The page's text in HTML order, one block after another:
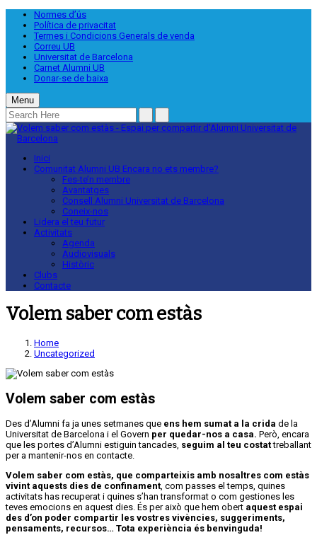
Normes d’ús
Política de privacitat
Termes i Condicions Generals de venda
Correu UB
Universitat de Barcelona
Carnet Alumni UB
Donar-se de baixa
Menu
Inici
Comunitat Alumni UB Encara no ets membre?
Fes-te’n membre
Avantatges
Consell Alumni Universitat de Barcelona
Coneix-nos
Lidera el teu futur
Activitats
Agenda
Audiovisuals
Històric
Clubs
Contacte
Volem saber com estàs
Home
Uncategorized
Volem saber com estàs
Des d’Alumni fa ja unes setmanes que ens hem sumat a la crida de la
Universitat de Barcelona i el Govern per quedar-nos a casa. Però, encara
que les portes d’Alumni estiguin tancades, seguim al teu costattreballant
per a mantenir-nos en contacte.
Volem saber com estàs, que comparteixis amb nosaltres com estàs
vivint aquests dies de confinament, com passes el temps, quines
activitats has recuperat i quines s’han transformat o com gestiones les
teves emocions en aquest dies. És per això que hem obert aquest espai
des d’on poder compartir les vostres vivències, suggeriments,
pensaments, recursos… Tota experiència és benvinguda!